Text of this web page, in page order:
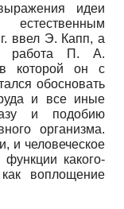
идеи
ввел Э. Капп, а
работа П. А.
в которой он с
обосновать
и все иные
и подобию
организма.
и человеческое
какого-
воплощение